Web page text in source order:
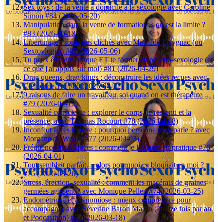
Sex toys : de la vente à domicile à la sexologie avec Caroline
Simon #84 (2026-05-20)
Manipulation dans la vente de formations : où est la limite ?
#83 (2026-05-13)
Libertinage : sortir des clichés avec Mathilde Fleygnac (ou
Sextoylogist) #82 (2026-05-06)
Tu peux être dyslexique ET te former en psycho-sexologie (et
ce que j'ai appris sur moi) #81 (2026-04-29)
Drag queens, drag kings : déconstruire les idées reçues avec
Clémence Trü #80 (2026-04-22)
9 raisons de faire un travail sur soi quand on est thérapeute
#79 (2026-04-15)
Sexualité consciente : explorer le corps, le ressenti et la
présence, avec Thomas Rocourt #78 (2026-04-08)
Inconfort après le sexe : pourquoi personne n’en parle ? avec
Morgane de Woum #77 (2026-04-03)
Fréquence des séances : comment je l’adapte en pratique #76
(2026-04-01)
Tout semblait parfait… alors pourquoi ça bloquait en moi ?
#75 (2026-03-26)
Stress, érection, sexualité : comment les macérats de graines
germées agissent ? avec Monique Pellen #74 (2026-03-25)
Endométriose et adénomiose : mieux comprendre pour
accompagner avec Séverine Baron Martin (Douze fois par an
et Podcasthon) #73 (2026-03-18)